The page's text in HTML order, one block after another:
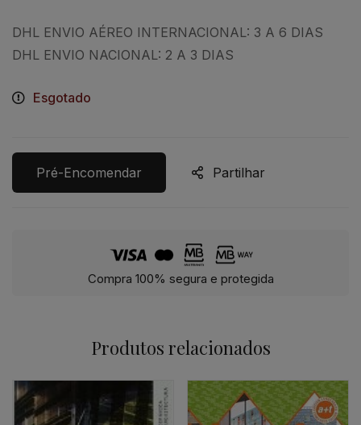
DHL ENVIO AÉREO INTERNACIONAL: 3 A 6 DIAS
DHL ENVIO NACIONAL: 2 A 3 DIAS
Esgotado
Pré-Encomendar Partilhar
Compra 100% segura e protegida
Produtos relacionados